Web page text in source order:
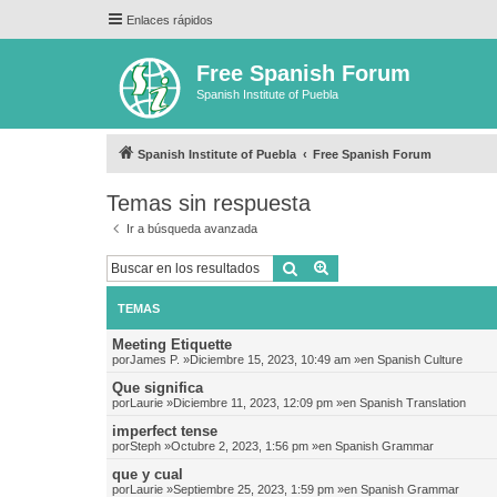
Enlaces rápidos
Free Spanish Forum
Spanish Institute of Puebla
Spanish Institute of Puebla Free Spanish Forum
Temas sin respuesta
Ir a búsqueda avanzada
Buscar
TEMAS
Meeting Etiquette
porJames P. »Diciembre 15, 2023, 10:49 am »en Spanish Culture
Que significa
porLaurie »Diciembre 11, 2023, 12:09 pm »en Spanish Translation
imperfect tense
porSteph »Octubre 2, 2023, 1:56 pm »en Spanish Grammar
que y cual
porLaurie »Septiembre 25, 2023, 1:59 pm »en Spanish Grammar